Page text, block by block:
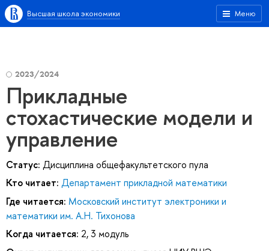
Меню
Высшая школа экономики
2023/2024
Прикладные
стохастические модели и
управление
Статус: Дисциплина общефакультетского пула
Кто читает: Департамент прикладной математики
Где читается: Московский институт электроники и
математики им. А.Н. Тихонова
Когда читается: 2, 3 модуль